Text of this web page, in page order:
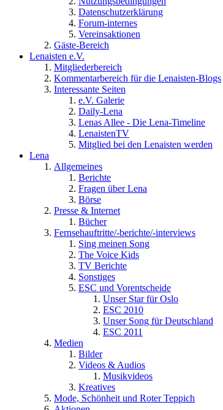
Datenschutzerklärung
Forum-internes
Vereinsaktionen
Gäste-Bereich
Lenaisten e.V.
Mitgliederbereich
Kommentarbereich für die Lenaisten-Blogs
Interessante Seiten
e.V. Galerie
Daily-Lena
Lenas Allee - Die Lena-Timeline
LenaistenTV
Mitglied bei den Lenaisten werden
Lena
Allgemeines
Berichte
Fragen über Lena
Börse
Presse & Internet
Bücher
Fernsehauftritte/-berichte/-interviews
Sing meinen Song
The Voice Kids
TV Berichte
Sonstiges
ESC und Vorentscheide
Unser Star für Oslo
ESC 2010
Unser Song für Deutschland
ESC 2011
Medien
Bilder
Videos & Audios
Musikvideos
Kreatives
Mode, Schönheit und Roter Teppich